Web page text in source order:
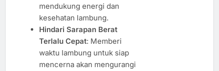
mendukung energi dan
kesehatan lambung.
Hindari Sarapan Berat
Terlalu Cepat: Memberi
waktu lambung untuk siap
mencerna akan mengurangi